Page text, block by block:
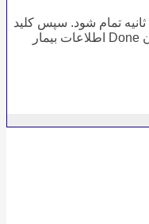
دﻛﻤﻪ Start را ﺑﺰﻧﻴﺪ و ﻣﻨﺘﻈﺮ ﺑﻤﺎﻧﻴﺪ ﺗﺎ ١٠ ﺛﺎﻧﻴﻪ ﺗﻤﺎم ﺷﻮد. ﺳﭙﺲ کلید
Done را ﺑﺰﻧﻴﺪ. در اداﻣﻪ و ﭘﺲ از ﻓﺸﺮدن Done اﻃﻼﻋﺎت ﺑﻴﻤﺎر